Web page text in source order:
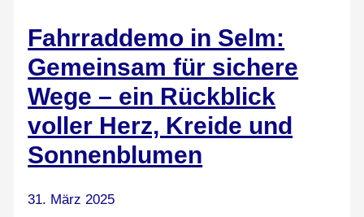
Fahrraddemo in Selm:
Gemeinsam für sichere
Wege – ein Rückblick
voller Herz, Kreide und
Sonnenblumen
31. März 2025